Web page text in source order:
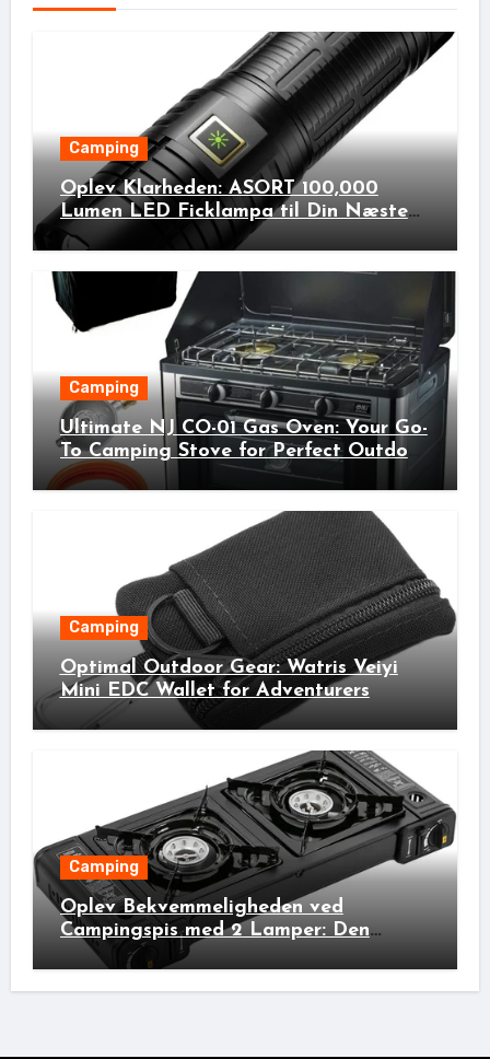
Camping
Oplev Klarheden: ASORT 100,000
Lumen LED Ficklampa til Din Næste
Udendørs Eventyr!
Camping
Ultimate NJ CO-01 Gas Oven: Your Go-
To Camping Stove for Perfect Outdoor
Cooking!
Camping
Optimal Outdoor Gear: Watris Veiyi
Mini EDC Wallet for Adventurers
Camping
Oplev Bekvemmeligheden ved
Campingspis med 2 Lamper: Den
Ideelle Bivakpartner!